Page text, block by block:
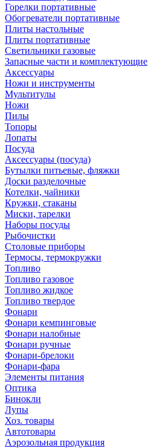
Горелки портативные
Обогреватели портативные
Плиты настольные
Плиты портативные
Светильники газовые
Запасные части и комплектующие
Аксессуары
Ножи и инструменты
Мультитулы
Ножи
Пилы
Топоры
Лопаты
Посуда
Аксессуары (посуда)
Бутылки питьевые, фляжки
Доски разделочные
Котелки, чайники
Кружки, стаканы
Миски, тарелки
Наборы посуды
Рыбочистки
Столовые приборы
Термосы, термокружки
Топливо
Топливо газовое
Топливо жидкое
Топливо твердое
Фонари
Фонари кемпинговые
Фонари налобные
Фонари ручные
Фонари-брелоки
Фонари-фара
Элементы питания
Оптика
Бинокли
Лупы
Хоз. товары
Автотовары
Аэрозольная продукция